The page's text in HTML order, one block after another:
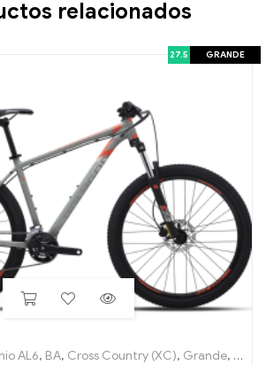
relacionados
27.5 GRANDE
AL6, BA, Cross Country (XC), Grande, Hard